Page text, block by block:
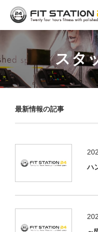
スタ
最新情報の記事
ハ